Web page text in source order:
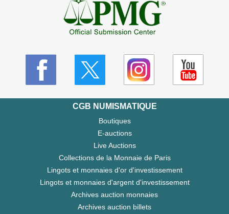
CGB NUMISMATIQUE
Boutiques
E-auctions
Live Auctions
Collections de la Monnaie de Paris
Lingots et monnaies d'or d'investissement
Lingots et monnaies d'argent d'investissement
Archives auction monnaies
Archives auction billets